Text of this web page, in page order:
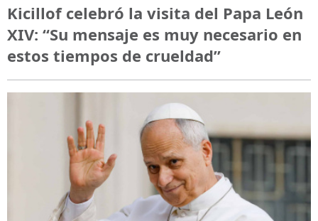
Kicillof celebró la visita del Papa León
XIV: “Su mensaje es muy necesario en
estos tiempos de crueldad”